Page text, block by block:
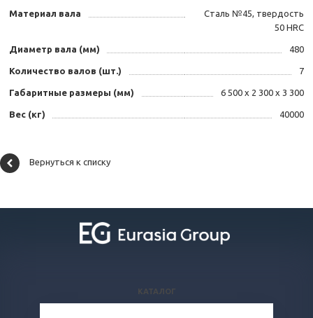
Материал вала
Сталь №45, твердость
50 HRC
Диаметр вала (мм) 480
Количество валов (шт.) 7
Габаритные размеры (мм) 6 500 х 2 300 х 3 300
Вес (кг) 40000
Вернуться к списку
КАТАЛОГ